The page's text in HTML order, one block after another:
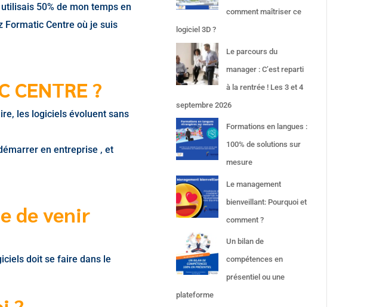
50% de mon temps en
Formatic Centre où je suis
?
les logiciels évoluent sans
en entreprise , et
de venir
doit se faire dans le
comment maîtriser ce
logiciel 3D ?
Le parcours du
manager : C’est reparti
à la rentrée ! Les 3 et 4
septembre 2026
Formations en langues :
100% de solutions sur
mesure
Le management
bienveillant: Pourquoi et
comment ?
Un bilan de
compétences en
présentiel ou une
plateforme